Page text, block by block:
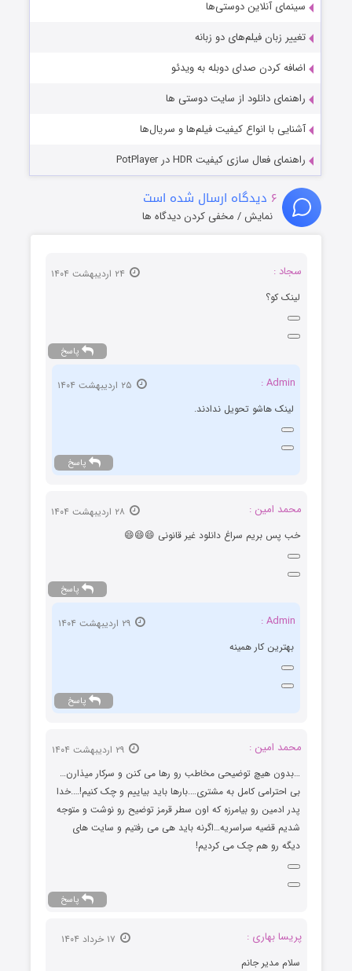
سینمای آنلاین دوستی‌ها
تغییر زبان فیلم‌های دو زبانه
اضافه کردن صدای دوبله به ویدئو
راهنمای دانلود از سایت دوستی ها
آشنایی با انواع کیفیت فیلم‌ها و سریال‌ها
راهنمای فعال سازی کیفیت HDR در PotPlayer
۶ دیدگاه ارسال شده است
نمایش / مخفی کردن دیدگاه ها
سجاد :
لینک کو؟
پاسخ
Admin :
لینک هاشو تحویل ندادند.
پاسخ
محمد امین :
خب پس بریم سراغ دانلود غیر قانونی 😄😄😄
پاسخ
Admin :
بهترین کار همینه
پاسخ
محمد امین :
…بدون هیچ توضیحی مخاطب رو رها می کنن و سرکار میذارن…
بی احترامی کامل به مشتری….بارها باید بیاییم و چک کنیم!….خدا
پدر ادمین رو بیامرزه که اون سطر قرمز توضیح رو نوشت و متوجه
شدیم قضیه سراسریه…اگرنه باید هی می رفتیم و سایت های
دیگه رو هم چک می کردیم!
پاسخ
پریسا بهاری :
سلام مدیر جانم